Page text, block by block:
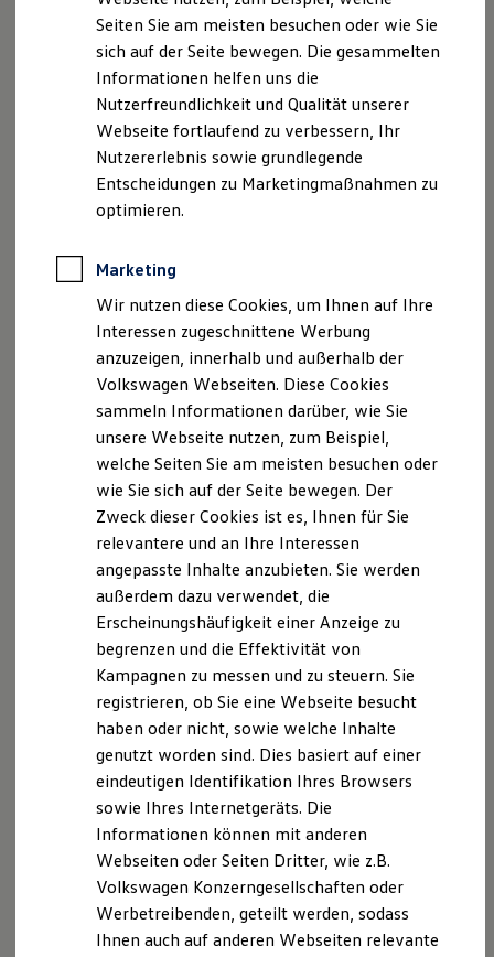
Wartungsverträge
Besitzer & Service
Reparatur & Service
Sommer-Special
Reparatur, Pflege & Inspektion
Servicetermin anfragen
Service-Vorteile bei Volkswagen Nutzfahrzeuge
ServicePlus
Economy Service
Räder & Reifen Service
Ersatzfahrzeuge
Software, Konnektivität & Apps
California App
VW Connect für Ihren ID. Buzz
VW Connect für Ihren Transporter/Caravelle
VW Connect für Ihren Amarok
VW Connect für andere Modelle
Connect Pro
Fleet Interface Data
Multistop Pathfinder
Übersicht Software Updates
Hilfreiches für Besitzer
Fahrerassistenz- und Sicherheitssysteme
Kontrollleuchten
Kurzfahrprofile und Ölverdünnung
XTL-Dieselkraftstoff
Ersatzteile und Betriebsflüssigkeiten
Original Zubehör und Lifestyle Produkte
myVolkswagen
myVolkswagen Business
Elektrisch & Autonom
Elektro - & Hybridfahrzeuge
Unser Ansatz
Klimafreundlicher Strom
Reichweite & Ladelösungen
Reichweitensimulator
Ladezeitensimulator
Ladelösungen für Privatkunden
Ladelösungen für Gewerbekunden
Wallbox und Ladekabel
Förderung & Kosten der Elektrofahrzeuge
Fördermöglichkeiten für Privatkunden
Fördermöglichkeiten für Gewerbekunden
Telefax: +49 (0)331 / 7486-116
E-Mail:marketing@autohaus-babelsberg.de
persönlich haftende Gesellschafterin:
Autohaus Babelsberg Verwaltungs GmbH
Handelsregister: Potsdam HRB 141
Geschäftsführer:
Kathleen Brandt
Dipl.-Betriebswirtin Michaela Bohl
Dipl.-Ing. Andreas Bohl
Handelsregister: Amtsgericht Potsdam HRA-Nr. 37
Versicherungsvermittlerregister:
D-3PZV-PUXHG-64
USt-IdNr.
DE138410797
Erlaubnis erteilt nach § 34 d Absatz 1 GewO, erteilt
durch die IHK Potsdam, Berliner Straße 78, 14467
Potsdam
http://www.autohaus-babelsberg.de/impressum/
https://www.autohaus-
babelsberg.de/informationspflichten/
https://www.autohaus-
babelsberg.de/datenschutzerklaerung/
Seiten Sie am meisten besuchen oder wie Sie
sich auf der Seite bewegen. Die gesammelten
Informationen helfen uns die
Nutzerfreundlichkeit und Qualität unserer
Webseite fortlaufend zu verbessern, Ihr
Nutzererlebnis sowie grundlegende
Entscheidungen zu Marketingmaßnahmen zu
optimieren.
Marketing
Wir nutzen diese Cookies, um Ihnen auf Ihre
Interessen zugeschnittene Werbung
anzuzeigen, innerhalb und außerhalb der
Volkswagen Webseiten. Diese Cookies
sammeln Informationen darüber, wie Sie
unsere Webseite nutzen, zum Beispiel,
welche Seiten Sie am meisten besuchen oder
wie Sie sich auf der Seite bewegen. Der
Zweck dieser Cookies ist es, Ihnen für Sie
relevantere und an Ihre Interessen
angepasste Inhalte anzubieten. Sie werden
außerdem dazu verwendet, die
Erscheinungshäufigkeit einer Anzeige zu
begrenzen und die Effektivität von
Kampagnen zu messen und zu steuern. Sie
registrieren, ob Sie eine Webseite besucht
haben oder nicht, sowie welche Inhalte
genutzt worden sind. Dies basiert auf einer
eindeutigen Identifikation Ihres Browsers
sowie Ihres Internetgeräts. Die
Informationen können mit anderen
Webseiten oder Seiten Dritter, wie z.B.
Volkswagen Konzerngesellschaften oder
Werbetreibenden, geteilt werden, sodass
Ihnen auch auf anderen Webseiten relevante